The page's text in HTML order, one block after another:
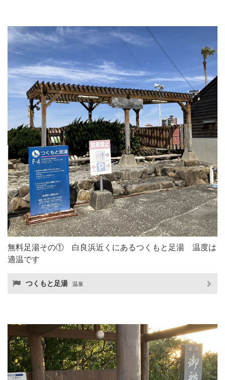
無料足湯その① 白良浜近くにあるつくもと足湯 温度は
適温です
つくもと足湯 温泉